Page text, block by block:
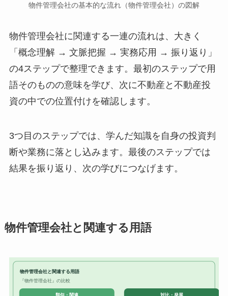
物件管理会社の基本的な流れ（物件管理会社）の図解
物件管理会社に関連する一連の流れは、大きく
「概念理解 → 文脈把握 → 実務応用 → 振り返り」
の4ステップで整理できます。最初のステップで用
語そのものの意味を学び、次に不動産と不動産投
資の中での位置付けを確認します。
3つ目のステップでは、学んだ知識を自身の投資判
断や業務に落とし込みます。最後のステップでは
結果を振り返り、次の学びにつなげます。
物件管理会社と関連する用語
物件管理会社と関連する用語
『物件管理会社』の比較